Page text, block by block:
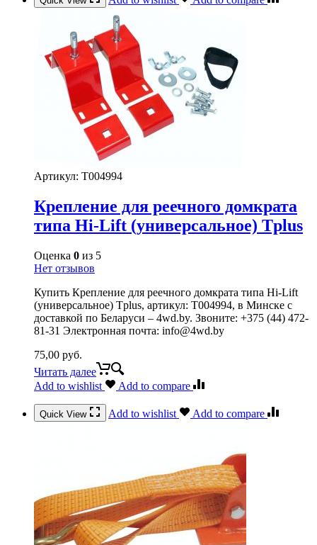
Артикул: T004994
Крепление для реечного домкрата
типа Hi-Lift (универсальное) Tplus
Оценка 0 из 5
Нет отзывов
Купить Крепление для реечного домкрата типа Hi-Lift
(универсальное) Tplus, артикул: T004994, в Минске с
доставкой по Беларуси – 4wd.by. Звоните: +375 (44) 472-
81-31 Электронная почта: info@4wd.by
75,00 руб.
Читать далее
Add to wishlist
Add to compare
Quick View Add to wishlist Add to compare